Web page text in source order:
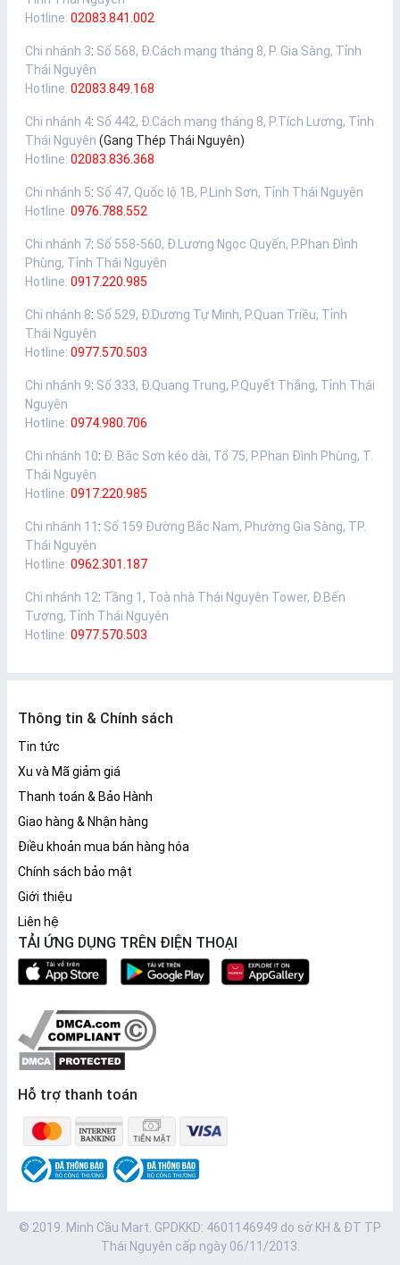
Hotline: 02083.841.002
Chi nhánh 3: Số 568, Đ.Cách mạng tháng 8, P. Gia Sàng, Tỉnh
Thái Nguyên
Hotline: 02083.849.168
Chi nhánh 4: Số 442, Đ.Cách mạng tháng 8, P.Tích Lương, Tỉnh
Thái Nguyên (Gang Thép Thái Nguyên)
Hotline: 02083.836.368
Chi nhánh 5: Số 47, Quốc lộ 1B, P.Linh Sơn, Tỉnh Thái Nguyên
Hotline: 0976.788.552
Chi nhánh 7: Số 558-560, Đ.Lương Ngọc Quyến, P.Phan Đình
Phùng, Tỉnh Thái Nguyên
Hotline: 0917.220.985
Chi nhánh 8: Số 529, Đ.Dương Tự Minh, P.Quan Triều, Tỉnh
Thái Nguyên
Hotline: 0977.570.503
Chi nhánh 9: Số 333, Đ.Quang Trung, P.Quyết Thắng, Tỉnh Thái
Nguyên
Hotline: 0974.980.706
Chi nhánh 10: Đ. Bắc Sơn kéo dài, Tổ 75, P.Phan Đình Phùng, T.
Thái Nguyên
Hotline: 0917.220.985
Chi nhánh 11 : Số 159 Đường Bắc Nam, Phường Gia Sàng, TP.
Thái Nguyên
Hotline: 0962.301.187
Chi nhánh 12: Tầng 1, Toà nhà Thái Nguyên Tower, Đ.Bến
Tượng, Tỉnh Thái Nguyên
Hotline: 0977.570.503
Thông tin & Chính sách
Tin tức
Xu và Mã giảm giá
Thanh toán & Bảo Hành
Giao hàng & Nhận hàng
Điều khoản mua bán hàng hóa
Chính sách bảo mật
Giới thiệu
Liên hệ
TẢI ỨNG DỤNG TRÊN ĐIỆN THOẠI
Hỗ trợ thanh toán
© 2019. Minh Cầu Mart. GPDKKD: 4601146949 do sở KH & ĐT TP
Thái Nguyên cấp ngày 06/11/2013.